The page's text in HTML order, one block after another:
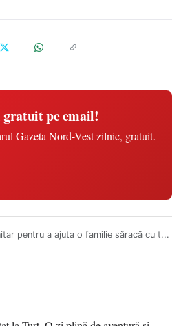
pe email!
Gazeta Nord-Vest zilnic, gratuit.
pentru a ajuta o familie săracă cu t...